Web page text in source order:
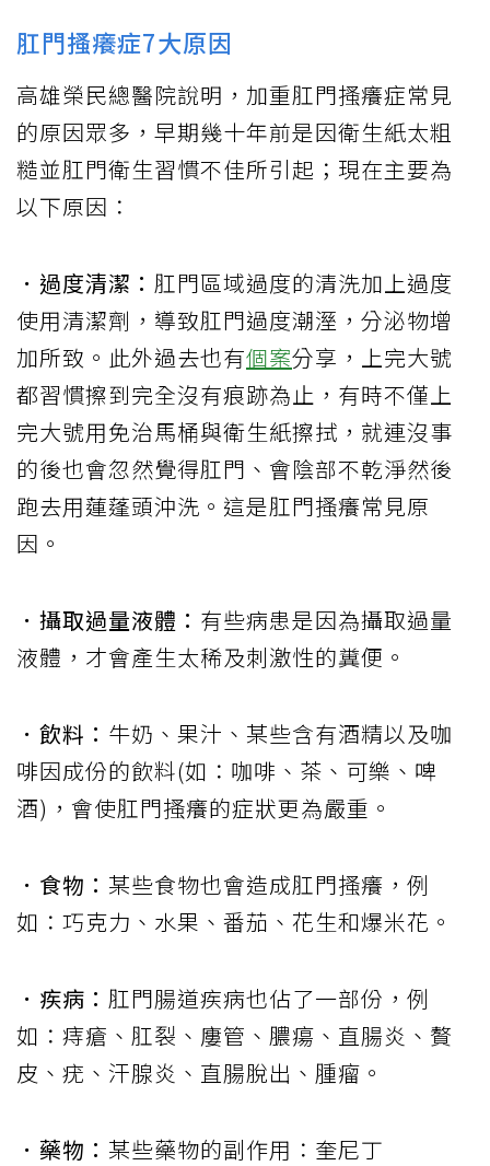
肛門搔癢症7大原因
高雄榮民總醫院說明，加重肛門搔癢症常見
的原因眾多，早期幾十年前是因衛生紙太粗
糙並肛門衛生習慣不佳所引起；現在主要為
以下原因：
．過度清潔： 肛門區域過度的清洗加上過度
使用清潔劑，導致肛門過度潮溼，分泌物增
加所致。此外過去也有個案分享，上完大號
都習慣擦到完全沒有痕跡為止，有時不僅上
完大號用免治馬桶與衛生紙擦拭，就連沒事
的後也會忽然覺得肛門、會陰部不乾淨然後
跑去用蓮蓬頭沖洗。這是肛門搔癢常見原
因。
．攝取過量液體： 有些病患是因為攝取過量
液體，才會產生太稀及刺激性的糞便。
．飲料： 牛奶、果汁、某些含有酒精以及咖
啡因成份的飲料(如：咖啡、茶、可樂、啤
酒)，會使肛門搔癢的症狀更為嚴重。
．食物： 某些食物也會造成肛門搔癢，例
如：巧克力、水果、番茄、花生和爆米花。
．疾病： 肛門腸道疾病也佔了一部份，例
如：痔瘡、肛裂、廔管、膿瘍、直腸炎、贅
皮、疣、汗腺炎、直腸脫出、腫瘤。
．藥物： 某些藥物的副作用：奎尼丁